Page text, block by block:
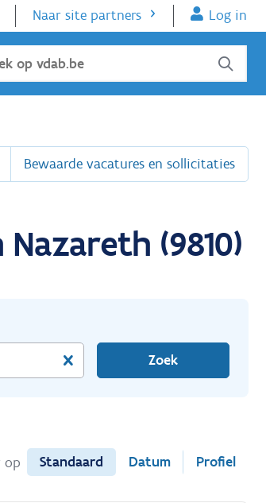
Naar site partners Log in
Bewaarde vacatures en sollicitaties
(9810)
Zoek
op Standaard Datum Profiel